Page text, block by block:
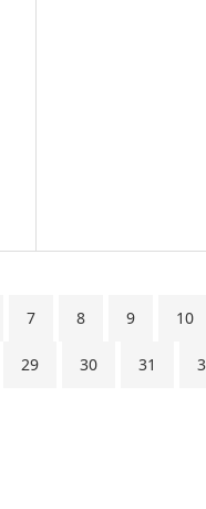
7 8 9 10
29 30 31